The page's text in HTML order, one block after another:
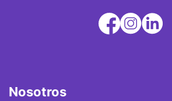
Nosotros